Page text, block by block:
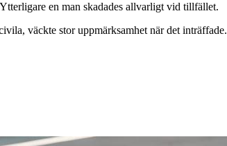
en man skadades allvarligt vid tillfället.
väckte stor uppmärksamhet när det inträffade.